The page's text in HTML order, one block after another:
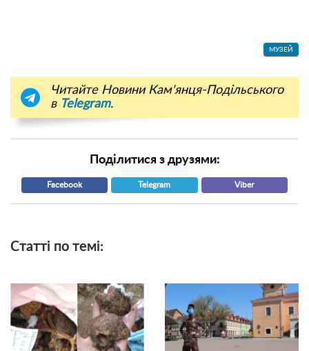
МУЗЕЙ
Читайте Новини Кам'янця-Подільського
в Telegram.
Поділитися з друзями:
Facebook Telegram Viber
Статті по темі: